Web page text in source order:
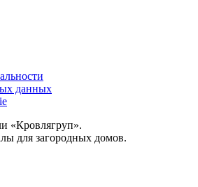
данных
«Кровлягруп».
для загородных домов.